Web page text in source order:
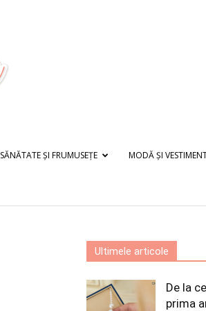
SĂNĂTATE ȘI FRUMUSEȚE MODĂ ȘI
Ultimele articole
De la
prima